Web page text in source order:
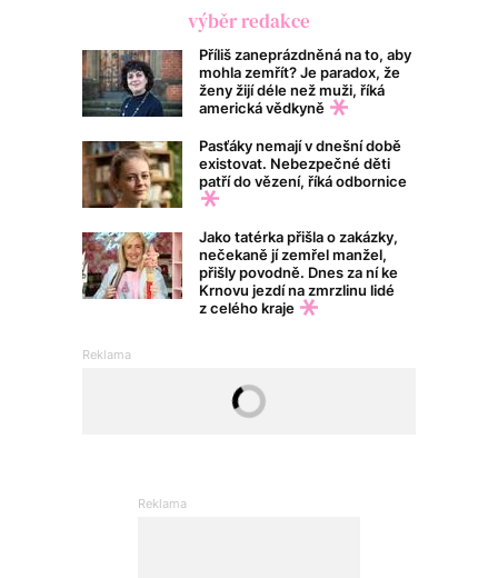
výběr redakce
Příliš zaneprázdněná na to, aby
mohla zemřít? Je paradox, že
ženy žijí déle než muži, říká
americká vědkyně
Pasťáky nemají v dnešní době
existovat. Nebezpečné děti
patří do vězení, říká odbornice
Jako tatérka přišla o zakázky,
nečekaně jí zemřel manžel,
přišly povodně. Dnes za ní ke
Krnovu jezdí na zmrzlinu lidé
z celého kraje